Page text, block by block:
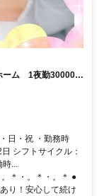
ーム 1夜勤30000円
日・祝 ・勤務時
シフトサイクル：
時...
＊・。＊・。＊ ●
り！安心して続け